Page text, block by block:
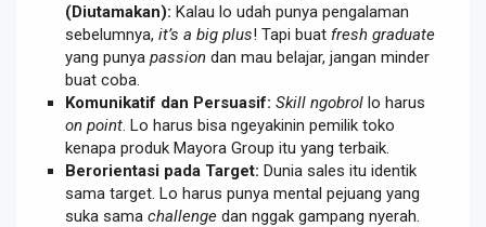
(Diutamakan): Kalau lo udah punya pengalaman
sebelumnya, it’s a big plus! Tapi buat fresh graduate
yang punya passion dan mau belajar, jangan minder
buat coba.
Komunikatif dan Persuasif: Skill ngobrol lo harus
on point . Lo harus bisa ngeyakinin pemilik toko
kenapa produk Mayora Group itu yang terbaik.
Berorientasi pada Target: Dunia sales itu identik
sama target. Lo harus punya mental pejuang yang
suka sama challenge dan nggak gampang nyerah.